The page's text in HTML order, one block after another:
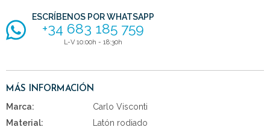
ESCRÍBENOS POR WHATSAPP
+34 683 185 759
L-V 10:00h - 18:30h
MÁS INFORMACIÓN
Marca:
Carlo Visconti
Material:
Latón rodiado